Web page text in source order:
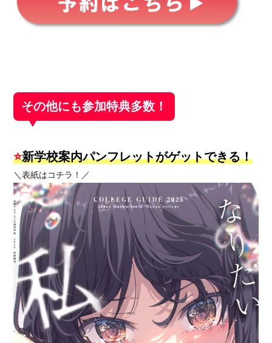
その他にも参加特典多数！
⭐新学校案内パンフレットがゲットできる！
＼表紙はコチラ！／